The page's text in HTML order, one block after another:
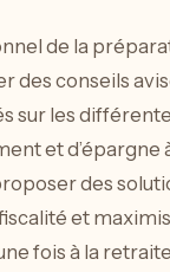
de la
des conseils
sur les
et d’épargne
des
et
fois à la